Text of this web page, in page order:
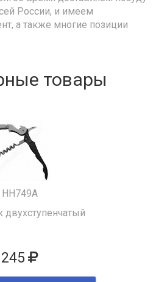
России, и имеем
а также многие позиции
товары
HH749A
двухступенчатый
245